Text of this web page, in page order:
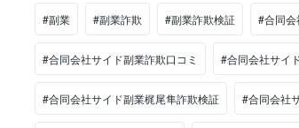
#副業 #副業詐欺 #副業詐欺検証 #合同
#合同会社サイド副業詐欺口コミ #合同会社サイ
#合同会社サイド副業梶尾隼詐欺検証 #合同会社